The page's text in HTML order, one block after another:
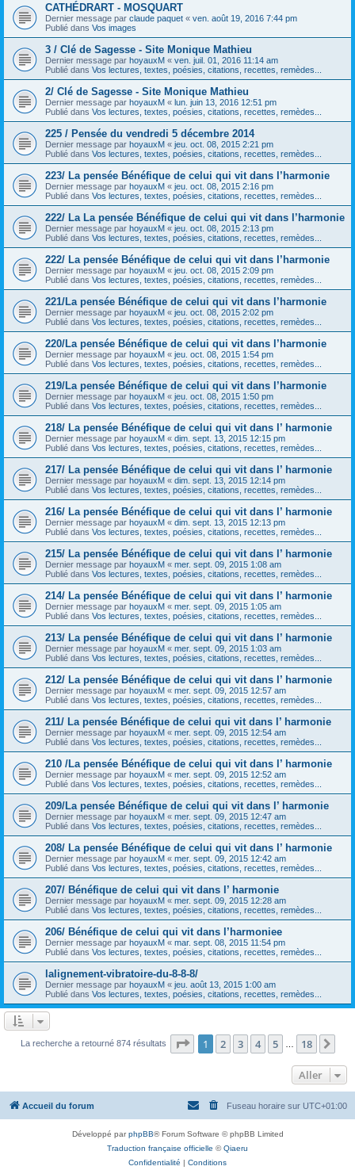
CATHÉDRART - MOSQUART
Dernier message par claude paquet « ven. août 19, 2016 7:44 pm
Publié dans Vos images
3 / Clé de Sagesse - Site Monique Mathieu
Dernier message par hoyauxM « ven. juil. 01, 2016 11:14 am
Publié dans Vos lectures, textes, poésies, citations, recettes, remèdes...
2/ Clé de Sagesse - Site Monique Mathieu
Dernier message par hoyauxM « lun. juin 13, 2016 12:51 pm
Publié dans Vos lectures, textes, poésies, citations, recettes, remèdes...
225 / Pensée du vendredi 5 décembre 2014
Dernier message par hoyauxM « jeu. oct. 08, 2015 2:21 pm
Publié dans Vos lectures, textes, poésies, citations, recettes, remèdes...
223/ La pensée Bénéfique de celui qui vit dans l’harmonie
Dernier message par hoyauxM « jeu. oct. 08, 2015 2:16 pm
Publié dans Vos lectures, textes, poésies, citations, recettes, remèdes...
222/ La La pensée Bénéfique de celui qui vit dans l’harmonie
Dernier message par hoyauxM « jeu. oct. 08, 2015 2:13 pm
Publié dans Vos lectures, textes, poésies, citations, recettes, remèdes...
222/ La pensée Bénéfique de celui qui vit dans l’harmonie
Dernier message par hoyauxM « jeu. oct. 08, 2015 2:09 pm
Publié dans Vos lectures, textes, poésies, citations, recettes, remèdes...
221/La pensée Bénéfique de celui qui vit dans l’harmonie
Dernier message par hoyauxM « jeu. oct. 08, 2015 2:02 pm
Publié dans Vos lectures, textes, poésies, citations, recettes, remèdes...
220/La pensée Bénéfique de celui qui vit dans l’harmonie
Dernier message par hoyauxM « jeu. oct. 08, 2015 1:54 pm
Publié dans Vos lectures, textes, poésies, citations, recettes, remèdes...
219/La pensée Bénéfique de celui qui vit dans l’harmonie
Dernier message par hoyauxM « jeu. oct. 08, 2015 1:50 pm
Publié dans Vos lectures, textes, poésies, citations, recettes, remèdes...
218/ La pensée Bénéfique de celui qui vit dans l’ harmonie
Dernier message par hoyauxM « dim. sept. 13, 2015 12:15 pm
Publié dans Vos lectures, textes, poésies, citations, recettes, remèdes...
217/ La pensée Bénéfique de celui qui vit dans l’ harmonie
Dernier message par hoyauxM « dim. sept. 13, 2015 12:14 pm
Publié dans Vos lectures, textes, poésies, citations, recettes, remèdes...
216/ La pensée Bénéfique de celui qui vit dans l’ harmonie
Dernier message par hoyauxM « dim. sept. 13, 2015 12:13 pm
Publié dans Vos lectures, textes, poésies, citations, recettes, remèdes...
215/ La pensée Bénéfique de celui qui vit dans l’ harmonie
Dernier message par hoyauxM « mer. sept. 09, 2015 1:08 am
Publié dans Vos lectures, textes, poésies, citations, recettes, remèdes...
214/ La pensée Bénéfique de celui qui vit dans l’ harmonie
Dernier message par hoyauxM « mer. sept. 09, 2015 1:05 am
Publié dans Vos lectures, textes, poésies, citations, recettes, remèdes...
213/ La pensée Bénéfique de celui qui vit dans l’ harmonie
Dernier message par hoyauxM « mer. sept. 09, 2015 1:03 am
Publié dans Vos lectures, textes, poésies, citations, recettes, remèdes...
212/ La pensée Bénéfique de celui qui vit dans l’ harmonie
Dernier message par hoyauxM « mer. sept. 09, 2015 12:57 am
Publié dans Vos lectures, textes, poésies, citations, recettes, remèdes...
211/ La pensée Bénéfique de celui qui vit dans l’ harmonie
Dernier message par hoyauxM « mer. sept. 09, 2015 12:54 am
Publié dans Vos lectures, textes, poésies, citations, recettes, remèdes...
210 /La pensée Bénéfique de celui qui vit dans l’ harmonie
Dernier message par hoyauxM « mer. sept. 09, 2015 12:52 am
Publié dans Vos lectures, textes, poésies, citations, recettes, remèdes...
209/La pensée Bénéfique de celui qui vit dans l’ harmonie
Dernier message par hoyauxM « mer. sept. 09, 2015 12:47 am
Publié dans Vos lectures, textes, poésies, citations, recettes, remèdes...
208/ La pensée Bénéfique de celui qui vit dans l’ harmonie
Dernier message par hoyauxM « mer. sept. 09, 2015 12:42 am
Publié dans Vos lectures, textes, poésies, citations, recettes, remèdes...
207/ Bénéfique de celui qui vit dans l’ harmonie
Dernier message par hoyauxM « mer. sept. 09, 2015 12:28 am
Publié dans Vos lectures, textes, poésies, citations, recettes, remèdes...
206/ Bénéfique de celui qui vit dans l’harmoniee
Dernier message par hoyauxM « mar. sept. 08, 2015 11:54 pm
Publié dans Vos lectures, textes, poésies, citations, recettes, remèdes...
lalignement-vibratoire-du-8-8-8/
Dernier message par hoyauxM « jeu. août 13, 2015 1:00 am
Publié dans Vos lectures, textes, poésies, citations, recettes, remèdes...
La recherche a retourné 874 résultats Page 1sur18
1 2 3 4 5 18
Aller
Accueil du forum Fuseau horaire sur UTC+01:00
Développé parphpBB® Forum Software © phpBB Limited
Traduction française officielle ©Qiaeru
Confidentialité | Conditions